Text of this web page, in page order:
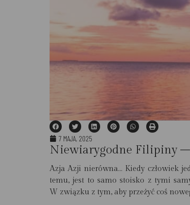
7 MAJA, 2025
Niewiarygodne Filipiny –
Azja Azji nierówna… Kiedy człowiek
temu, jest to samo stoisko z tymi
W związku z tym, aby przeżyć coś